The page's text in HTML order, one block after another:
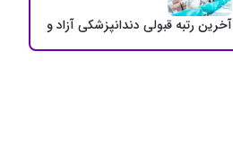
آخرین رتبه قبولی دندانپزشکی آزاد و دولتی +